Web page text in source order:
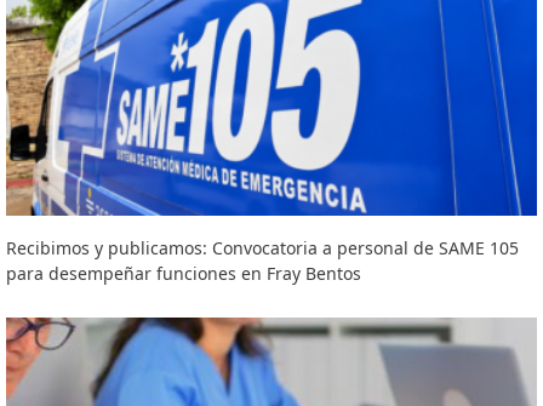
Recibimos y publicamos: Convocatoria a personal de SAME 105
para desempeñar funciones en Fray Bentos